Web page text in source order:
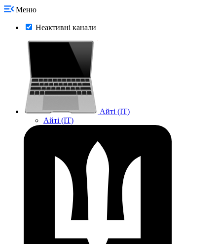
Меню
Неактивні канали
Айті (IT)
Айті (IT)